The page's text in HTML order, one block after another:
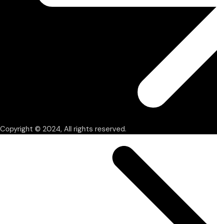
Copyright © 2024, All rights reserved.